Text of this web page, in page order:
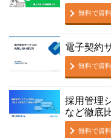
無料で資
電子契約
無料で資
採用管理
など徹底
無料で資